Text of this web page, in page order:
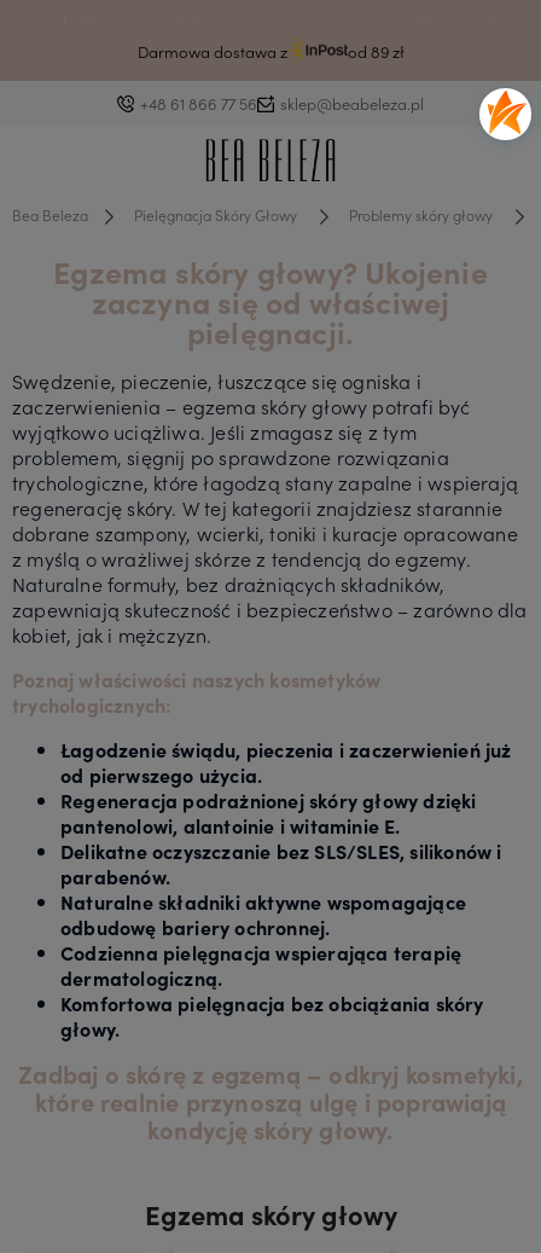
Drodzy klienci ze względu na awarię systemu czas wysyłki może ulec
wydłużeniu.
Darmowa dostawa z od 89 zł
+48 61 866 77 56 sklep@beabeleza.pl
Bea Beleza Pielęgnacja Skóry Głowy Problemy skóry głowy
Egzema skóry głowy? Ukojenie
zaczyna się od właściwej
pielęgnacji.
Swędzenie, pieczenie, łuszczące się ogniska i
zaczerwienienia – egzema skóry głowy potrafi być
wyjątkowo uciążliwa. Jeśli zmagasz się z tym
problemem, sięgnij po sprawdzone rozwiązania
trychologiczne, które łagodzą stany zapalne i wspierają
regenerację skóry. W tej kategorii znajdziesz starannie
dobrane szampony, wcierki, toniki i kuracje opracowane
z myślą o wrażliwej skórze z tendencją do egzemy.
Naturalne formuły, bez drażniących składników,
zapewniają skuteczność i bezpieczeństwo – zarówno dla
kobiet, jak i mężczyzn.
Poznaj właściwości naszych kosmetyków
trychologicznych:
Łagodzenie świądu, pieczenia i zaczerwienień już
od pierwszego użycia.
Regeneracja podrażnionej skóry głowy dzięki
pantenolowi, alantoinie i witaminie E.
Delikatne oczyszczanie bez SLS/SLES, silikonów i
parabenów.
Naturalne składniki aktywne wspomagające
odbudowę bariery ochronnej.
Codzienna pielęgnacja wspierająca terapię
dermatologiczną.
Komfortowa pielęgnacja bez obciążania skóry
głowy.
Zadbaj o skórę z egzemą – odkryj kosmetyki,
które realnie przynoszą ulgę i poprawiają
kondycję skóry głowy.
Egzema skóry głowy